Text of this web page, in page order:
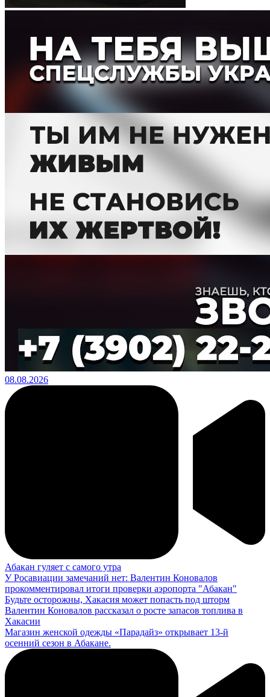
08.08.2026
Абакан гуляет с самого утра
У Росавиации замечаний нет: Валентин Коновалов
прокомментировал итоги проверки аэропорта "Абакан"
Будьте осторожны, Хакасия может попасть под шторм
Валентин Коновалов рассказал о росте запасов топлива в
Хакасии
Магазин женской одежды «Парадайз» открывает 13-й
осенний сезон в Абакане.